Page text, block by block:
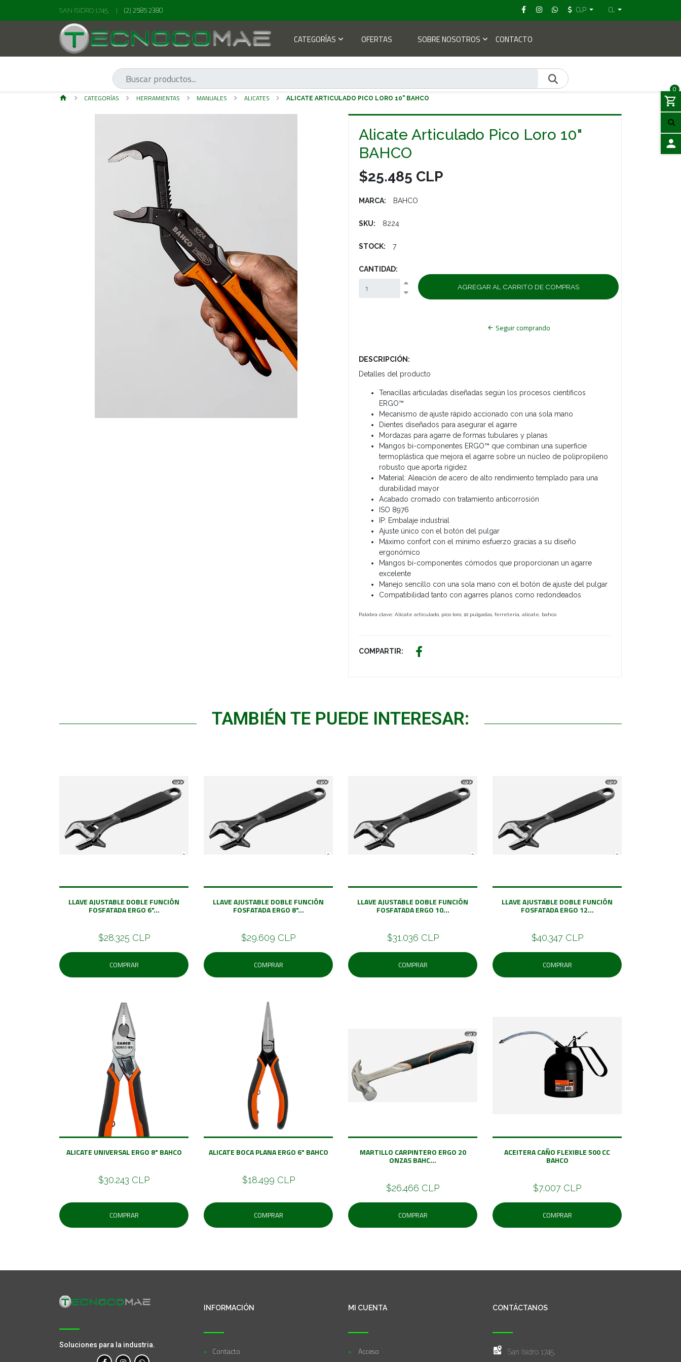
SAN ISIDRO 1745, (2) 2585 2380 CLP CL
CATEGORÍAS OFERTAS SOBRE NOSOTROS CONTACTO
0
CATEGORÍAS HERRAMIENTAS MANUALES ALICATES ALICATE ARTICULADO PICO LORO 10" BAHCO
Alicate Articulado Pico Loro 10"
BAHCO
$25.485 CLP
MARCA: BAHCO
SKU: 8224
STOCK: 7
CANTIDAD:
Seguir comprando
DESCRIPCIÓN:
Detalles del producto
Tenacillas articuladas diseñadas según los procesos científicos
ERGO™
Mecanismo de ajuste rápido accionado con una sola mano
Dientes diseñados para asegurar el agarre
Mordazas para agarre de formas tubulares y planas
Mangos bi-componentes ERGO™ que combinan una superficie
termoplástica que mejora el agarre sobre un núcleo de polipropileno
robusto que aporta rigidez
Material: Aleación de acero de alto rendimiento templado para una
durabilidad mayor
Acabado cromado con tratamiento anticorrosión
ISO 8976
IP: Embalaje industrial
Ajuste único con el botón del pulgar
Máximo confort con el mínimo esfuerzo gracias a su diseño
ergonómico
Mangos bi-componentes cómodos que proporcionan un agarre
excelente
Manejo sencillo con una sola mano con el botón de ajuste del pulgar
Compatibilidad tanto con agarres planos como redondeados
Palabra clave: Alicate articulado, pico loro, 10 pulgadas, ferretería, alicate, bahco
COMPARTIR:
TAMBIÉN TE PUEDE INTERESAR:
LLAVE AJUSTABLE DOBLE FUNCIÓN
FOSFATADA ERGO 6"...
$28.325 CLP
COMPRAR
LLAVE AJUSTABLE DOBLE FUNCIÓN
FOSFATADA ERGO 8"...
$29.609 CLP
COMPRAR
LLAVE AJUSTABLE DOBLE FUNCIÓN
FOSFATADA ERGO 10...
$31.036 CLP
COMPRAR
LLAVE AJUSTABLE DOBLE FUNCIÓN
FOSFATADA ERGO 12...
$40.347 CLP
COMPRAR
ALICATE UNIVERSAL ERGO 8" BAHCO
$30.243 CLP
COMPRAR
ALICATE BOCA PLANA ERGO 6" BAHCO
$18.499 CLP
COMPRAR
MARTILLO CARPINTERO ERGO 20
ONZAS BAHC...
$26.466 CLP
COMPRAR
ACEITERA CAÑO FLEXIBLE 500 CC
BAHCO
$7.007 CLP
COMPRAR
Soluciones para la industria.
INFORMACIÓN
Contacto
MI CUENTA
Acceso
CONTÁCTANOS
San Isidro 1745,